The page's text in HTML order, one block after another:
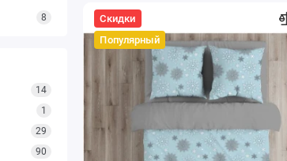
8
14
1
29
90
Скидки
Популярный